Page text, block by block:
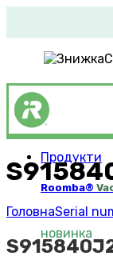
Продукти
Roomba®
новинка
ГоловнаSerial